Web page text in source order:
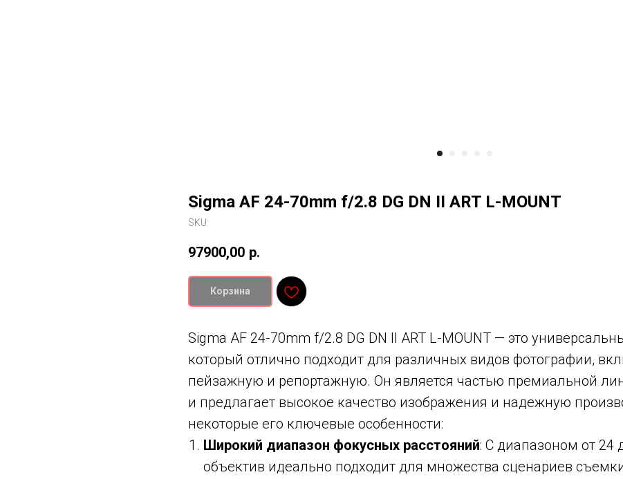
Sigma AF 24-70mm f/2.8 DG DN II ART L-MOUNT
SKU:
97900,00 р.
Корзина
Sigma AF 24-70mm f/2.8 DG DN II ART L-MOUNT — это
который отлично подходит для различных видов фотографии,
пейзажную и репортажную. Он является частью премиальной
и предлагает высокое качество изображения и надежную
некоторые его ключевые особенности:
Широкий диапазон фокусных расстояний: С диапазоном от 24
объектив идеально подходит для множества сценариев